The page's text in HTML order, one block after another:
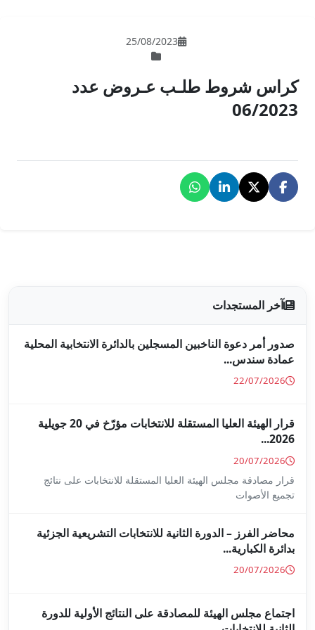
عـروض عدد
بالدائرة الانتخابية المحلية
قرار الهيئة العليا المستقلة للانتخابات مؤرّخ في 20 جويلية
المستقلة للانتخابات على نتائج
للانتخابات التشريعية الجزئية
على النتائج الأولية للدورة